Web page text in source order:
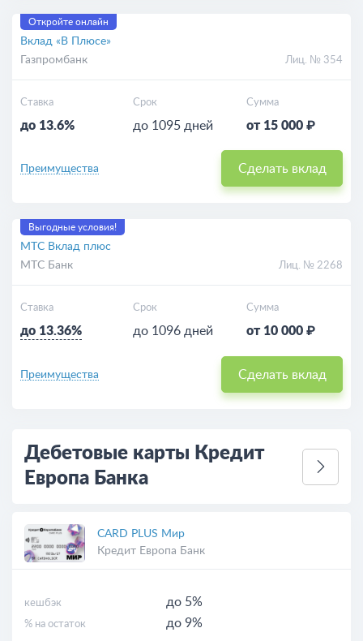
Откройте онлайн
Вклад «В Плюсе»
Газпромбанк
Лиц. № 354
Ставка
до 13.6%
Срок
до 1095 дней
Сумма
от 15 000 ₽
Преимущества Сделать вклад
Выгодные условия!
МТС Вклад плюс
МТС Банк
Лиц. № 2268
Ставка
до 13.36%
Срок
до 1096 дней
Сумма
от 10 000 ₽
Преимущества Сделать вклад
Дебетовые карты Кредит
Европа Банка
CARD PLUS Мир
Кредит Европа Банк
кешбэк до 5%
% на остаток до 9%